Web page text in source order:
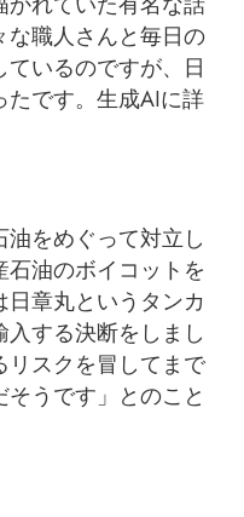
な職人さんと毎日の
いるのですが、日
です。生成AIに詳
油をめぐって対立し
油のボイコットを
日章丸というタンカ
する決断をしまし
リスクを冒してまで
うです」とのこと